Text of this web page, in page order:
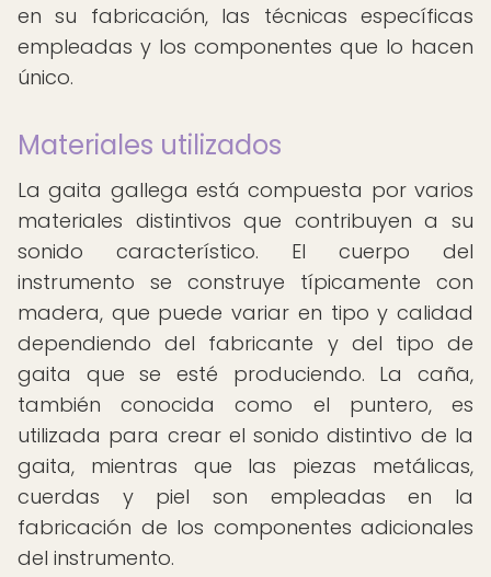
en su fabricación, las técnicas específicas
empleadas y los componentes que lo hacen
único.
Materiales utilizados
La gaita gallega está compuesta por varios
materiales distintivos que contribuyen a su
sonido característico. El cuerpo del
instrumento se construye típicamente con
madera, que puede variar en tipo y calidad
dependiendo del fabricante y del tipo de
gaita que se esté produciendo. La caña,
también conocida como el puntero, es
utilizada para crear el sonido distintivo de la
gaita, mientras que las piezas metálicas,
cuerdas y piel son empleadas en la
fabricación de los componentes adicionales
del instrumento.